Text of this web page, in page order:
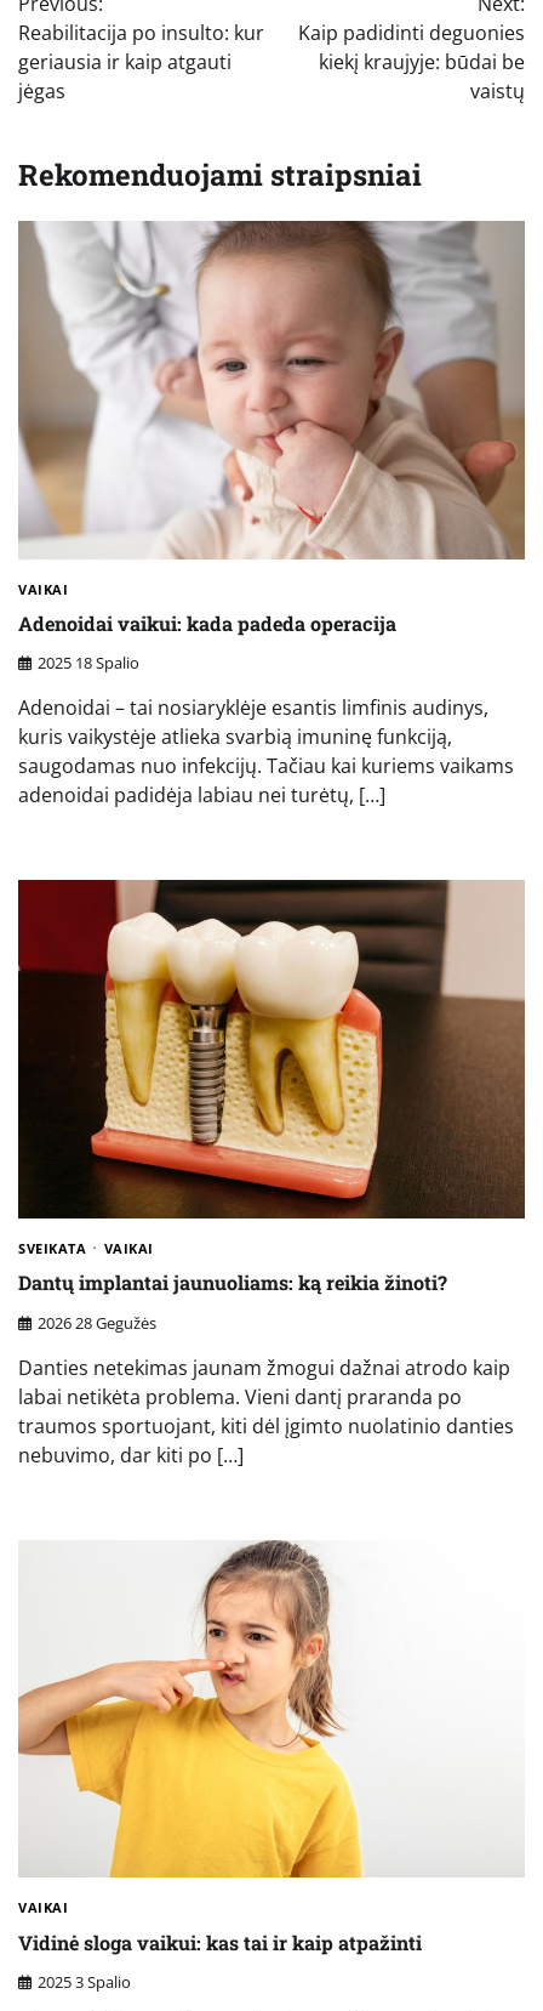
tarp
įrašų
Reabilitacija po insulto: kur
geriausia ir kaip atgauti
jėgas
Kaip padidinti deguonies
kiekį kraujyje: būdai be
vaistų
Rekomenduojami straipsniai
VAIKAI
Adenoidai vaikui: kada padeda operacija
2025 18 Spalio
Adenoidai – tai nosiaryklėje esantis limfinis audinys,
kuris vaikystėje atlieka svarbią imuninę funkciją,
saugodamas nuo infekcijų. Tačiau kai kuriems vaikams
adenoidai padidėja labiau nei turėtų, […]
SVEIKATA VAIKAI
Dantų implantai jaunuoliams: ką reikia žinoti?
2026 28 Gegužės
Danties netekimas jaunam žmogui dažnai atrodo kaip
labai netikėta problema. Vieni dantį praranda po
traumos sportuojant, kiti dėl įgimto nuolatinio danties
nebuvimo, dar kiti po […]
VAIKAI
Vidinė sloga vaikui: kas tai ir kaip atpažinti
2025 3 Spalio